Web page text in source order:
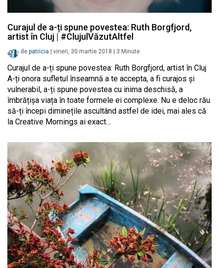
Curajul de a-ți spune povestea: Ruth Borgfjord,
artist în Cluj | #ClujulVăzutAltfel
de patricia vineri, 30 martie 2018 3 Minute
Curajul de a-ți spune povestea: Ruth Borgfjord, artist în Cluj
A-ți onora sufletul înseamnă a te accepta, a fi curajos și
vulnerabil, a-ți spune povestea cu inima deschisă, a
îmbrățișa viața în toate formele ei complexe. Nu e deloc rău
să-ți începi diminețile ascultând astfel de idei, mai ales că
la Creative Mornings ai exact…